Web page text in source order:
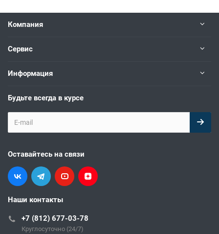
Компания
Сервис
Информация
Будьте всегда в курсе
Оставайтесь на связи
Наши контакты
+7 (812) 677-03-78
Круглосуточно (24/7)